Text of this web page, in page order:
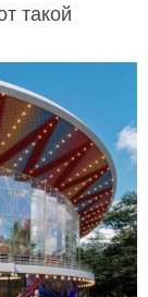
такой